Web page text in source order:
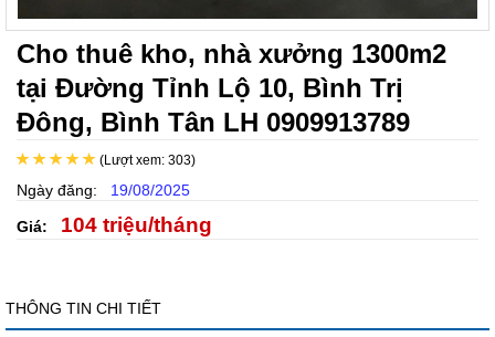
Cho thuê kho, nhà xưởng 1300m2
tại Đường Tỉnh Lộ 10, Bình Trị
Đông, Bình Tân LH 0909913789
(Lượt xem: 303)
Ngày đăng: 19/08/2025
Giá: 104 triệu/tháng
THÔNG TIN CHI TIẾT